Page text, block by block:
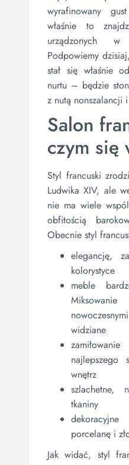
wyrafinowany
właśnie to
urządzonych w
Podpowiemy
stał się właśnie
nurtu – będzie
z nutą nonszalancji
Salon
czym się
Styl francuski
Ludwika XIV, ale
nie ma wiele
obfitością
Obecnie styl
elegancję,
kolorystyce
meble
widziane
najlepszego
wnętrz
szlachetne,
tkaniny
porcelanę i
Jak widać, styl